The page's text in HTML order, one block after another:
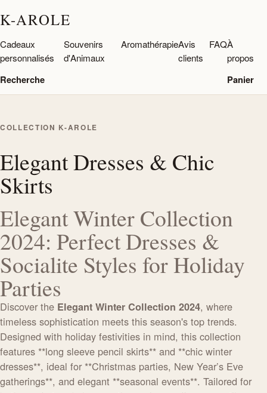
K-AROLE
Cadeaux
personnalisés
Souvenirs
d'Animaux
AromathérapieAvis
clients
FAQÀ
propos
Recherche Panier
COLLECTION K-AROLE
Elegant Dresses & Chic
Skirts
Elegant Winter Collection
2024: Perfect Dresses &
Socialite Styles for Holiday
Parties
Discover the Elegant Winter Collection 2024, where
timeless sophistication meets this season's top trends.
Designed with holiday festivities in mind, this collection
features **long sleeve pencil skirts** and **chic winter
dresses**, ideal for **Christmas parties, New Year’s Eve
gatherings**, and elegant **seasonal events**. Tailored for